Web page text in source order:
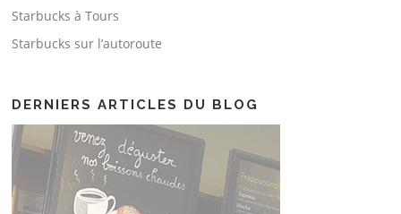
Starbucks à Tours
Starbucks sur l’autoroute
DERNIERS ARTICLES DU BLOG